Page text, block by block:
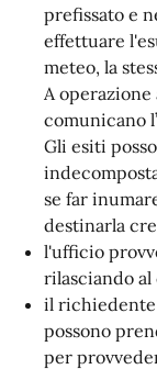
prefissato e
effettuare
meteo, la
A
comunicano
Gli esiti
se far
destinarla
l'ufficio
rilasciando
il richiedente
possono
per